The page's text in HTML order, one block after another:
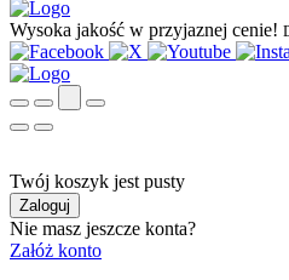
Wysoka jakość w przyjaznej cenie!
Twój koszyk jest pusty
Zaloguj
Nie masz jeszcze konta?
Załóż konto